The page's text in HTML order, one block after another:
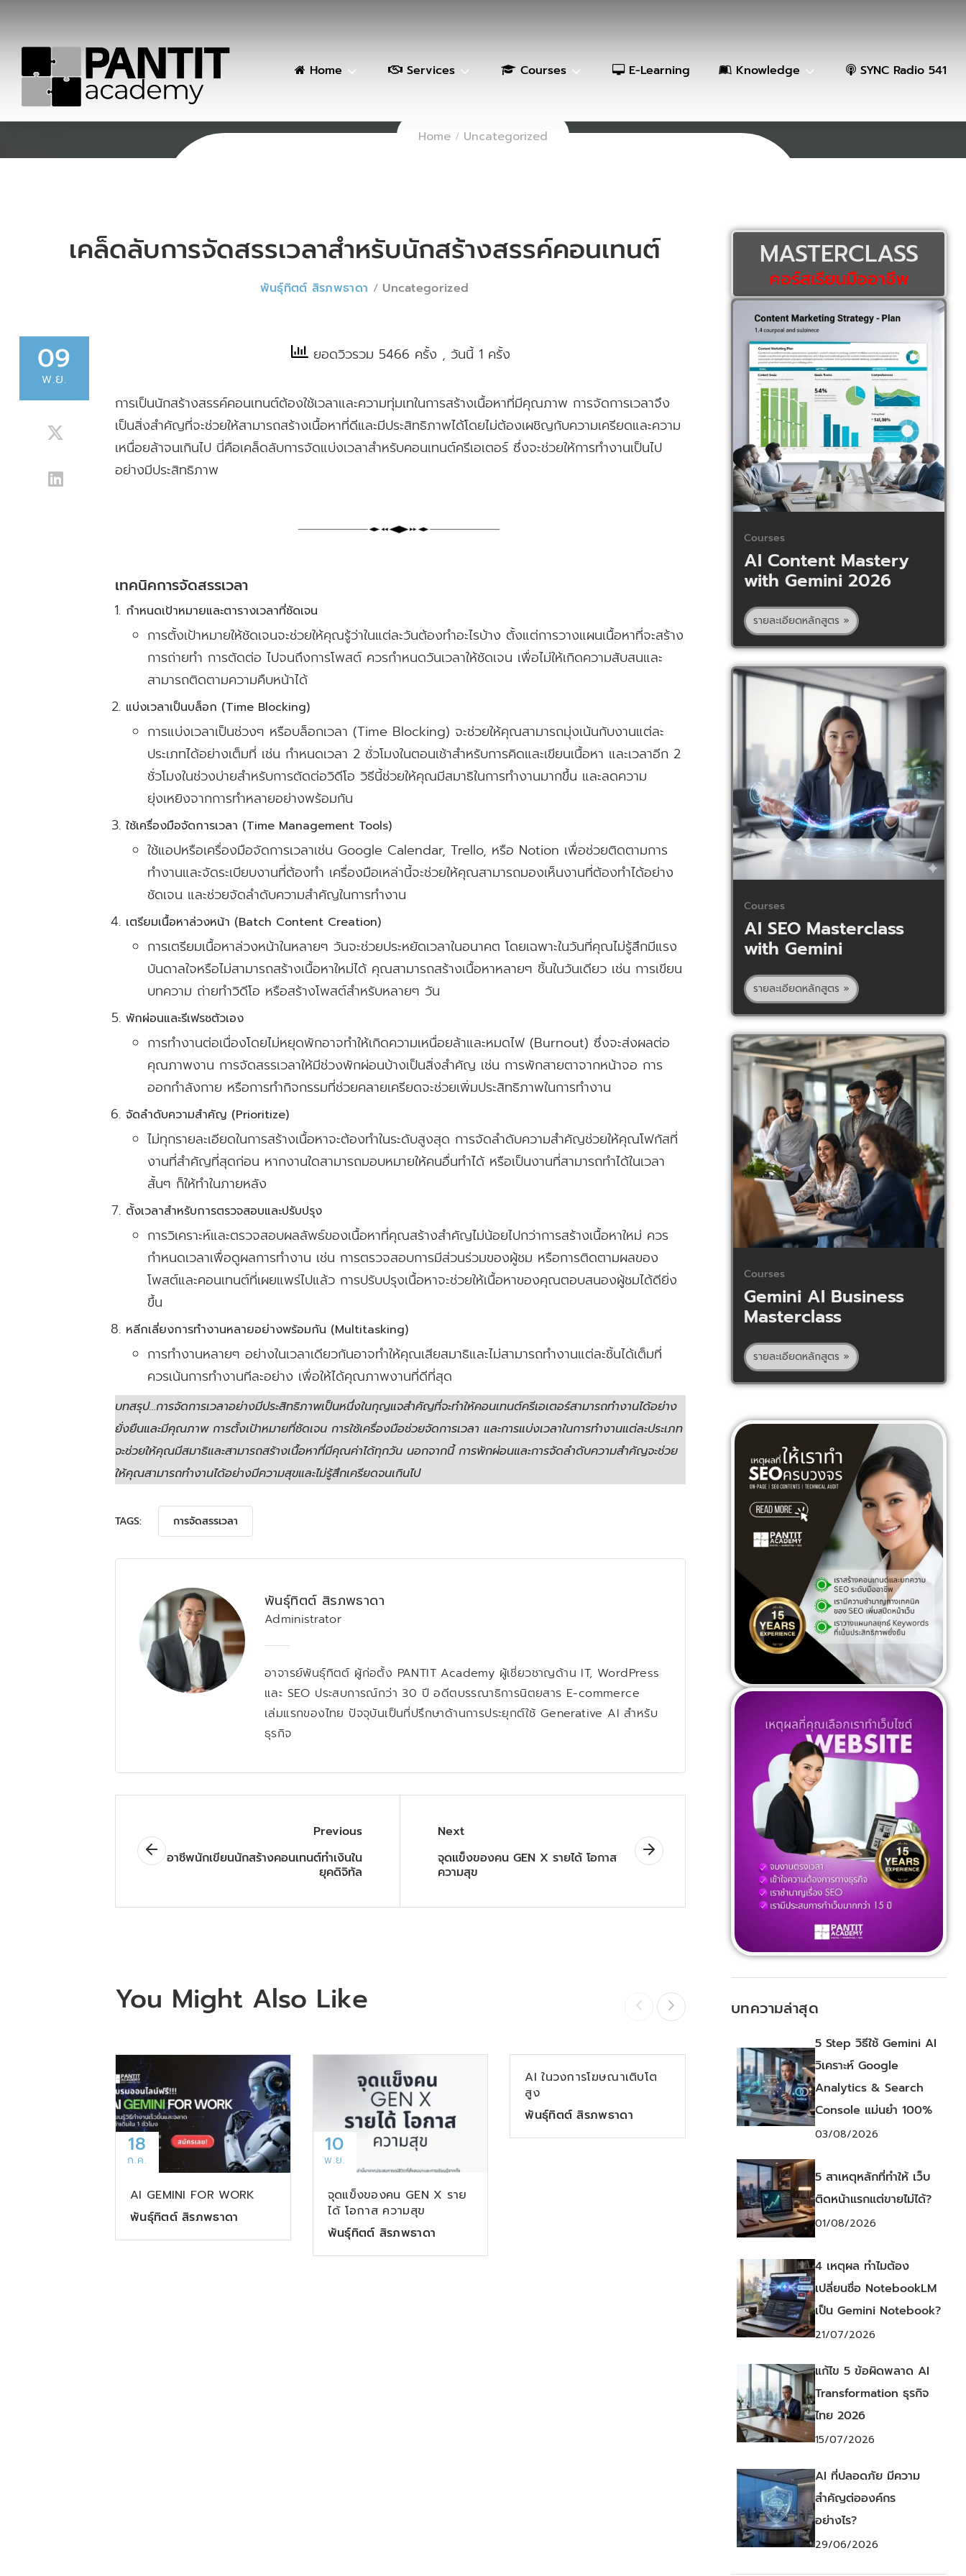
Home Services Courses E-Learning Knowledge SYNC Radio 541
Tips
Home Uncategorized
เคล็ดลับการจัดสรรเวลาสำหรับนักสร้างสรรค์คอนเทนต์
พันธุ์ทิตต์ สิรภพธาดา Uncategorized
09
พ.ย.
SHARE ยอดวิวรวม 5466 ครั้ง , วันนี้ 1 ครั้ง
การเป็นนักสร้างสรรค์คอนเทนต์ต้องใช้เวลาและความทุ่มเทในการสร้างเนื้อหาที่มีคุณภาพ การจัดการเวลาจึง
เป็นสิ่งสำคัญที่จะช่วยให้สามารถสร้างเนื้อหาที่ดีและมีประสิทธิภาพได้โดยไม่ต้องเผชิญกับความเครียดและความ
เหนื่อยล้าจนเกินไป นี่คือเคล็ดลับการจัดแบ่งเวลาสำหรับคอนเทนต์ครีเอเตอร์ ซึ่งจะช่วยให้การทำงานเป็นไป
อย่างมีประสิทธิภาพ
เทคนิคการจัดสรรเวลา
กำหนดเป้าหมายและตารางเวลาที่ชัดเจน
การตั้งเป้าหมายให้ชัดเจนจะช่วยให้คุณรู้ว่าในแต่ละวันต้องทำอะไรบ้าง ตั้งแต่การวางแผนเนื้อหาที่จะสร้าง
การถ่ายทำ การตัดต่อ ไปจนถึงการโพสต์ ควรกำหนดวันเวลาให้ชัดเจน เพื่อไม่ให้เกิดความสับสนและ
สามารถติดตามความคืบหน้าได้
แบ่งเวลาเป็นบล็อก (Time Blocking)
การแบ่งเวลาเป็นช่วงๆ หรือบล็อกเวลา (Time Blocking) จะช่วยให้คุณสามารถมุ่งเน้นกับงานแต่ละ
ประเภทได้อย่างเต็มที่ เช่น กำหนดเวลา 2 ชั่วโมงในตอนเช้าสำหรับการคิดและเขียนเนื้อหา และเวลาอีก 2
ชั่วโมงในช่วงบ่ายสำหรับการตัดต่อวิดีโอ วิธีนี้ช่วยให้คุณมีสมาธิในการทำงานมากขึ้น และลดความ
ยุ่งเหยิงจากการทำหลายอย่างพร้อมกัน
ใช้เครื่องมือจัดการเวลา (Time Management Tools)
ใช้แอปหรือเครื่องมือจัดการเวลาเช่น Google Calendar, Trello, หรือ Notion เพื่อช่วยติดตามการ
ทำงานและจัดระเบียบงานที่ต้องทำ เครื่องมือเหล่านี้จะช่วยให้คุณสามารถมองเห็นงานที่ต้องทำได้อย่าง
ชัดเจน และช่วยจัดลำดับความสำคัญในการทำงาน
เตรียมเนื้อหาล่วงหน้า (Batch Content Creation)
การเตรียมเนื้อหาล่วงหน้าในหลายๆ วันจะช่วยประหยัดเวลาในอนาคต โดยเฉพาะในวันที่คุณไม่รู้สึกมีแรง
บันดาลใจหรือไม่สามารถสร้างเนื้อหาใหม่ได้ คุณสามารถสร้างเนื้อหาหลายๆ ชิ้นในวันเดียว เช่น การเขียน
บทความ ถ่ายทำวิดีโอ หรือสร้างโพสต์สำหรับหลายๆ วัน
พักผ่อนและรีเฟรชตัวเอง
การทำงานต่อเนื่องโดยไม่หยุดพักอาจทำให้เกิดความเหนื่อยล้าและหมดไฟ (Burnout) ซึ่งจะส่งผลต่อ
คุณภาพงาน การจัดสรรเวลาให้มีช่วงพักผ่อนบ้างเป็นสิ่งสำคัญ เช่น การพักสายตาจากหน้าจอ การ
ออกกำลังกาย หรือการทำกิจกรรมที่ช่วยคลายเครียดจะช่วยเพิ่มประสิทธิภาพในการทำงาน
จัดลำดับความสำคัญ (Prioritize)
ไม่ทุกรายละเอียดในการสร้างเนื้อหาจะต้องทำในระดับสูงสุด การจัดลำดับความสำคัญช่วยให้คุณโฟกัสที่
งานที่สำคัญที่สุดก่อน หากงานใดสามารถมอบหมายให้คนอื่นทำได้ หรือเป็นงานที่สามารถทำได้ในเวลา
สั้นๆ ก็ให้ทำในภายหลัง
ตั้งเวลาสำหรับการตรวจสอบและปรับปรุง
การวิเคราะห์และตรวจสอบผลลัพธ์ของเนื้อหาที่คุณสร้างสำคัญไม่น้อยไปกว่าการสร้างเนื้อหาใหม่ ควร
กำหนดเวลาเพื่อดูผลการทำงาน เช่น การตรวจสอบการมีส่วนร่วมของผู้ชม หรือการติดตามผลของ
โพสต์และคอนเทนต์ที่เผยแพร่ไปแล้ว การปรับปรุงเนื้อหาจะช่วยให้เนื้อหาของคุณตอบสนองผู้ชมได้ดียิ่ง
ขึ้น
หลีกเลี่ยงการทำงานหลายอย่างพร้อมกัน (Multitasking)
การทำงานหลายๆ อย่างในเวลาเดียวกันอาจทำให้คุณเสียสมาธิและไม่สามารถทำงานแต่ละชิ้นได้เต็มที่
ควรเน้นการทำงานทีละอย่าง เพื่อให้ได้คุณภาพงานที่ดีที่สุด
บทสรุป…การจัดการเวลาอย่างมีประสิทธิภาพเป็นหนึ่งในกุญแจสำคัญที่จะทำให้คอนเทนต์ครีเอเตอร์สามารถทำงานได้อย่าง
ยั่งยืนและมีคุณภาพ การตั้งเป้าหมายที่ชัดเจน การใช้เครื่องมือช่วยจัดการเวลา และการแบ่งเวลาในการทำงานแต่ละประเภท
จะช่วยให้คุณมีสมาธิและสามารถสร้างเนื้อหาที่มีคุณค่าได้ทุกวัน นอกจากนี้ การพักผ่อนและการจัดลำดับความสำคัญจะช่วย
ให้คุณสามารถทำงานได้อย่างมีความสุขและไม่รู้สึกเครียดจนเกินไป
TAGS: การจัดสรรเวลา
พันธุ์ทิตต์ สิรภพธาดา
Administrator
อาจารย์พันธุ์ทิตต์ ผู้ก่อตั้ง PANTIT Academy ผู้เชี่ยวชาญด้าน IT, WordPress
และ SEO ประสบการณ์กว่า 30 ปี อดีตบรรณาธิการนิตยสาร E-commerce
เล่มแรกของไทย ปัจจุบันเป็นที่ปรึกษาด้านการประยุกต์ใช้ Generative AI สำหรับ
ธุรกิจ
Previous
อาชีพนักเขียนนักสร้างคอนเทนต์ทำเงินใน
ยุคดิจิทัล
Next
จุดแข็งของคน GEN X รายได้ โอกาส
ความสุข
You Might Also Like
18
ก.ค.
AI GEMINI FOR WORK
พันธุ์ทิตต์ สิรภพธาดา
10
พ.ย.
จุดแข็งของคน GEN X ราย
ได้ โอกาส ความสุข
พันธุ์ทิตต์ สิรภพธาดา
AI ในวงการโฆษณาเติบโต
สูง
พันธุ์ทิตต์ สิรภพธาดา
OPN และ RABBIT CARE
ขยายต่างประเทศ
พันธุ์ทิตต์ สิรภพธาดา
MASTERCLASS
คอร์สเรียนมืออาชีพ
Courses
AI Content Mastery
with Gemini 2026
รายละเอียดหลักสูตร »
Courses
AI SEO Masterclass
with Gemini
รายละเอียดหลักสูตร »
Courses
Gemini AI Business
Masterclass
รายละเอียดหลักสูตร »
บทความล่าสุด
5 Step วิธีใช้ Gemini AI
วิเคราะห์ Google
Analytics & Search
Console แม่นยำ 100%
03/08/2026
5 สาเหตุหลักที่ทำให้ เว็บ
ติดหน้าแรกแต่ขายไม่ได้?
01/08/2026
4 เหตุผล ทำไมต้อง
เปลี่ยนชื่อ NotebookLM
เป็น Gemini Notebook?
21/07/2026
แก้ไข 5 ข้อผิดพลาด AI
Transformation ธุรกิจ
ไทย 2026
15/07/2026
AI ที่ปลอดภัย มีความ
สำคัญต่อองค์กร
อย่างไร?
29/06/2026